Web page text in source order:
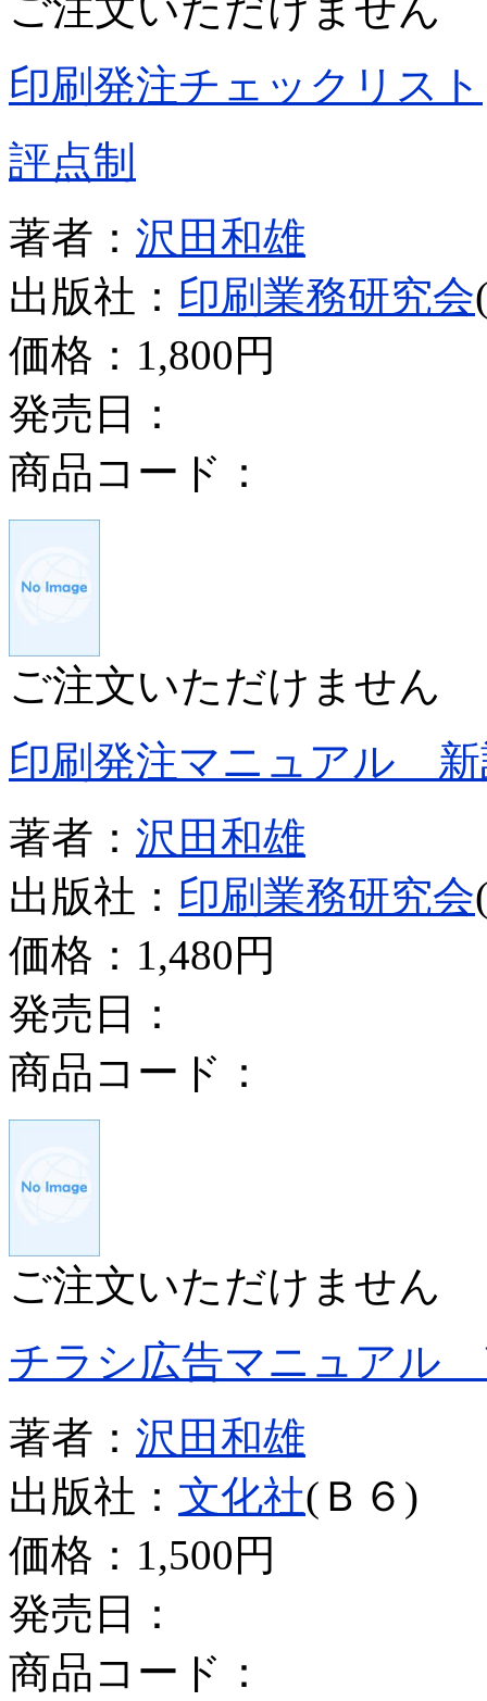
印刷発注チェックリスト
評点制
著者： 沢田和雄
出版社： 印刷業務研究会
価格： 1,800円
発売日：
商品コード：
ご注文いただけません
印刷発注マニュアル 新
著者： 沢田和雄
出版社： 印刷業務研究会
価格： 1,480円
発売日：
商品コード：
ご注文いただけません
チラシ広告マニュアル
著者： 沢田和雄
出版社： 文化社(Ｂ６)
価格： 1,500円
発売日：
商品コード：